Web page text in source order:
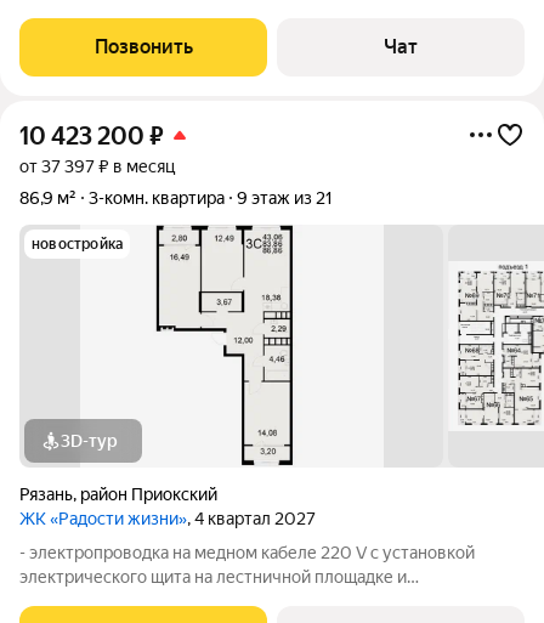
и хорошие соседи!! Площадь комнат: Просторные
изолированные комнаты - 22,6
Позвонить Чат
10 423 200 ₽
от 37 397 ₽ в месяц
86,9 м²
3-комн. квартира 9 этаж из 21
новостройка
3D-тур
Рязань, район Приокский
ЖК «Радости жизни», 4 квартал 2027
- электропроводка на медном кабеле 220 V с установкой
электрического щита на лестничной площадке и